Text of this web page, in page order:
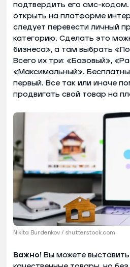
подтвердить его смс-кодом.
открыть на платформе
следует перевести личный
категорию. Сделать это
бизнеса», а там выбрать
Всего их три: «Базовый»,
«Максимальный».
первый. Все так или иначе
продвигать свой товар на
Nikita Burdenkov / shutterstock.com
Важно! Вы можете